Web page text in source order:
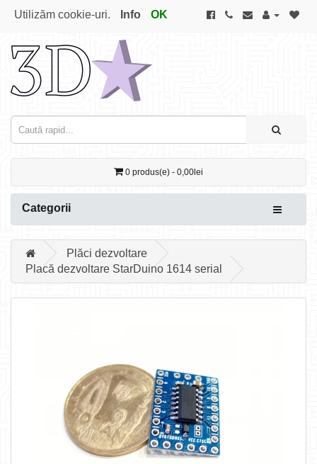
Utilizăm cookie-uri. Info OK
0 produs(e) - 0,00lei
Categorii
Plăci dezvoltare
Placă dezvoltare StarDuino 1614 serial